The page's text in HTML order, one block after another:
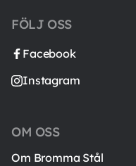
FÖLJ OSS
Facebook
Instagram
OM OSS
Om Bromma Stål